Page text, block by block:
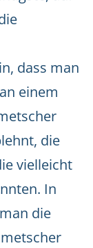
dass man
einem
die
vielleicht
In
die